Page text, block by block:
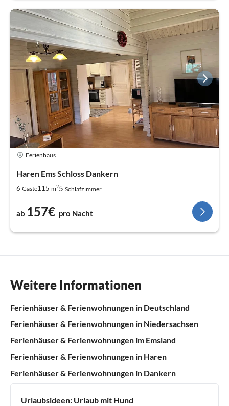
Ferienhaus
Haren Ems Schloss Dankern
6 Gäste115 m25 Schlafzimmer
ab 157€ pro Nacht
Weitere Informationen
Ferienhäuser & Ferienwohnungen in Deutschland
Ferienhäuser & Ferienwohnungen in Niedersachsen
Ferienhäuser & Ferienwohnungen im Emsland
Ferienhäuser & Ferienwohnungen in Haren
Ferienhäuser & Ferienwohnungen in Dankern
Urlaubsideen: Urlaub mit Hund